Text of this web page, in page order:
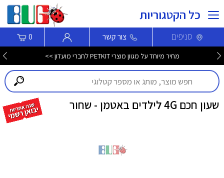
כל הקטגוריות
סניפים צור קשר 0
מחיר מיוחד על מגוון מוצרי PETKIT לחברי מועדון >>
שעון חכם 4G לילדים באטמן - שחור